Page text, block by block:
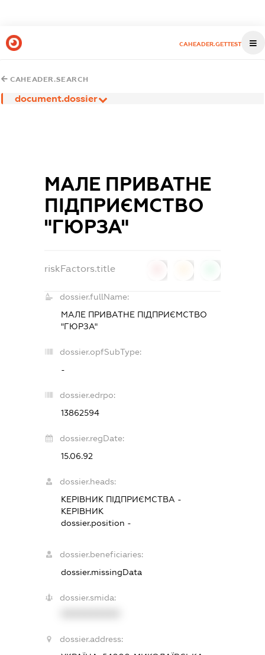
CAHEADER.GETTEST
CAHEADER.SEARCH
document.dossier
МАЛЕ ПРИВАТНЕ
ПІДПРИЄМСТВО
"ГЮРЗА"
riskFactors.title
dossier.fullName:
МАЛЕ ПРИВАТНЕ ПІДПРИЄМСТВО
"ГЮРЗА"
dossier.opfSubType:
-
dossier.edrpo:
13862594
dossier.regDate:
15.06.92
dossier.heads:
КЕРІВНИК ПІДПРИЄМСТВА -
КЕРІВНИК
dossier.position -
dossier.beneficiaries:
dossier.missingData
dossier.smida:
dossier.address: